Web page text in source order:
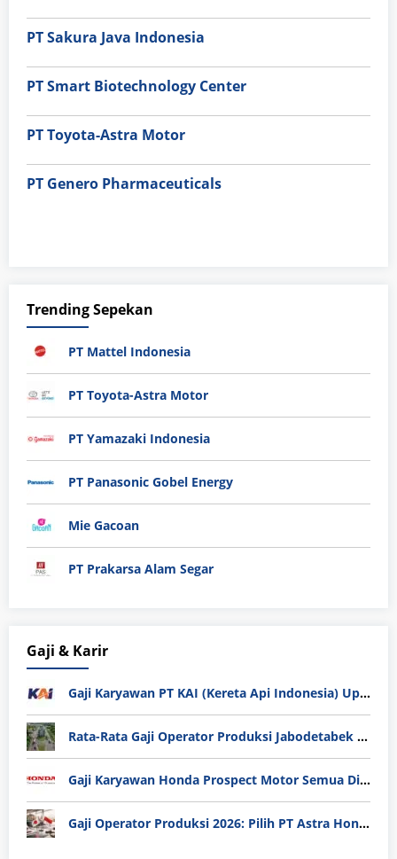
PT Sakura Java Indonesia
PT Smart Biotechnology Center
PT Toyota-Astra Motor
PT Genero Pharmaceuticals
Trending Sepekan
PT Mattel Indonesia
PT Toyota-Astra Motor
PT Yamazaki Indonesia
PT Panasonic Gobel Energy
Mie Gacoan
PT Prakarsa Alam Segar
Gaji & Karir
Gaji Karyawan PT KAI (Kereta Api Indonesia) Update 2025
Rata-Rata Gaji Operator Produksi Jabodetabek 2025: Bedah Tuntas UMK, Lemburan, dan Realita Hidup Buruh
Gaji Karyawan Honda Prospect Motor Semua Divisi
Gaji Operator Produksi 2026: Pilih PT Astra Honda Motor (AHM) atau Manufaktur di Jepang?